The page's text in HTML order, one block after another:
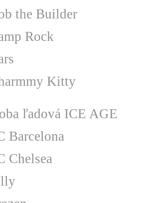
the Builder
Rock
Kitty
ľadová ICE AGE
Barcelona
Chelsea